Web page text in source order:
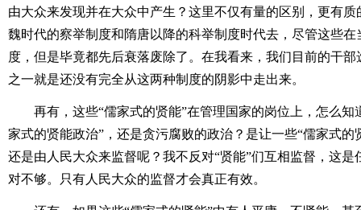
由大众来发现并在大众中产生？这里不仅有量的区别，更有
魏时代的察举制度和隋唐以降的科举制度时代去，尽管这些
度，但是毕竟都先后衰落废除了。在我看来，我们目前的干
之一就是还没有完全从这两种制度的阴影中走出来。
再有，这些“儒家式的贤能”在管理国家的岗位上，怎么知
家式的贤能政治”，还是贪污腐败的政治？是让一些“儒家式的
还是由人民大众来监督呢？我不反对“贤能”们互相监督，这
对不够。只有人民大众的监督才会真正有效。